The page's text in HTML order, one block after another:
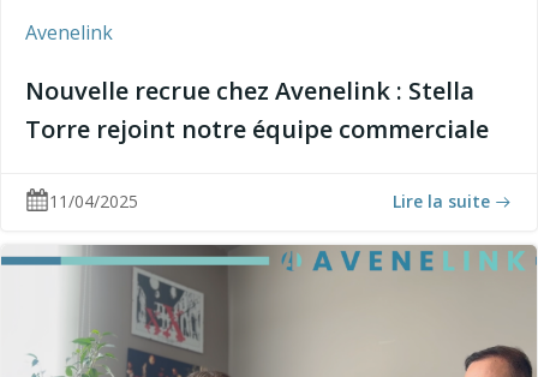
Avenelink
Nouvelle recrue chez Avenelink : Stella
Torre rejoint notre équipe commerciale
11/04/2025 Lire la suite